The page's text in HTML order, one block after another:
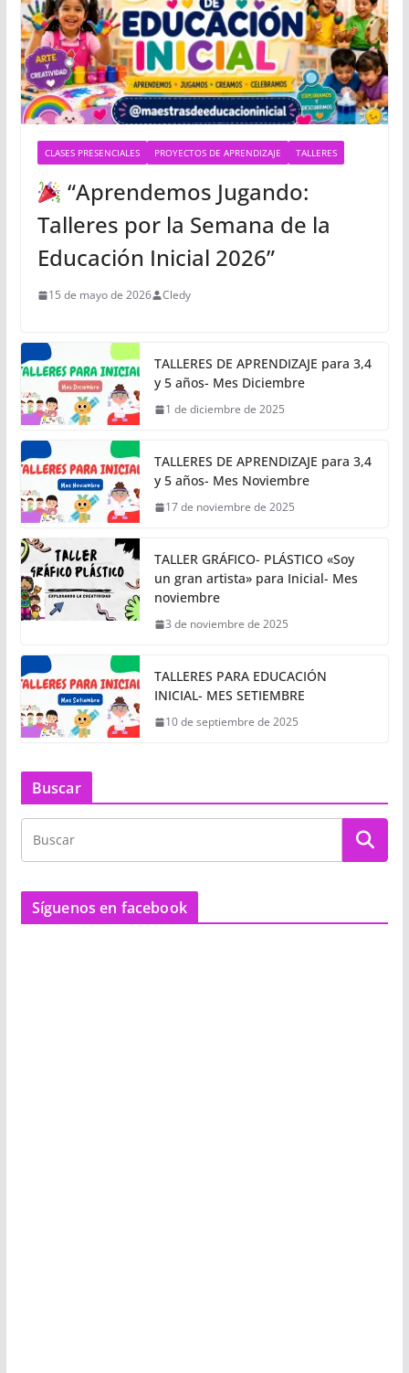
CLASES PRESENCIALES PROYECTOS DE APRENDIZAJE TALLERES
“Aprendemos Jugando:
Talleres por la Semana de la
Educación Inicial 2026”
15 de mayo de 2026 Cledy
TALLERES DE APRENDIZAJE para 3,4
y 5 años- Mes Diciembre
1 de diciembre de 2025
TALLERES DE APRENDIZAJE para 3,4
y 5 años- Mes Noviembre
17 de noviembre de 2025
TALLER GRÁFICO- PLÁSTICO «Soy
un gran artista» para Inicial- Mes
noviembre
3 de noviembre de 2025
TALLERES PARA EDUCACIÓN
INICIAL- MES SETIEMBRE
10 de septiembre de 2025
Buscar
Síguenos en facebook